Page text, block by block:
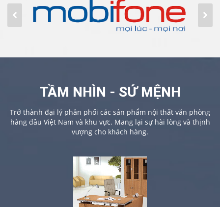
TẦM NHÌN - SỨ MỆNH
Trở thành đại lý phân phối các sản phẩm nội thất văn phòng
hàng đầu Việt Nam và khu vực. Mang lại sự hài lòng và thịnh
vượng cho khách hàng.